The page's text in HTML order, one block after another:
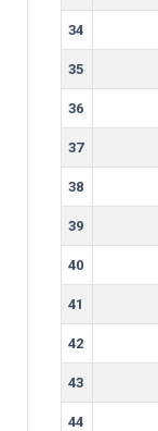
34
35
36
37
38
39
40
41
42
43
44